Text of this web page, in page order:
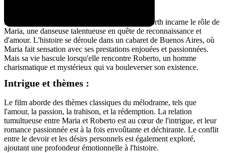
Dans "L'Amour vient en dansant", Rita Hayworth incarne le rôle de
Maria, une danseuse talentueuse en quête de reconnaissance et
d'amour. L'histoire se déroule dans un cabaret de Buenos Aires, où
Maria fait sensation avec ses prestations enjouées et passionnées.
Mais sa vie bascule lorsqu'elle rencontre Roberto, un homme
charismatique et mystérieux qui va bouleverser son existence.
Intrigue et thèmes :
Le film aborde des thèmes classiques du mélodrame, tels que
l'amour, la passion, la trahison, et la rédemption. La relation
tumultueuse entre Maria et Roberto est au cœur de l'intrigue, et leur
romance passionnée est à la fois envoûtante et déchirante. Le conflit
entre le devoir et les désirs personnels est également exploré,
ajoutant une profondeur émotionnelle à l'histoire.